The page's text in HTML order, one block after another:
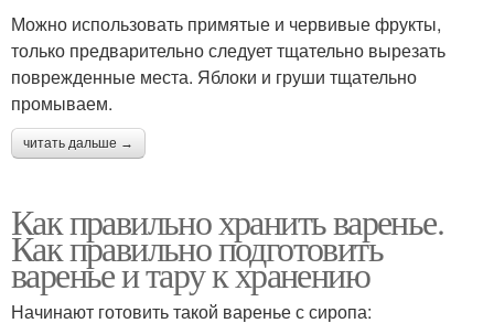
Можно использовать примятые и червивые фрукты,
только предварительно следует тщательно вырезать
поврежденные места. Яблоки и груши тщательно
промываем.
читать дальше →
Как правильно хранить варенье.
Как правильно подготовить
варенье и тару к хранению
Начинают готовить такой варенье с сиропа: